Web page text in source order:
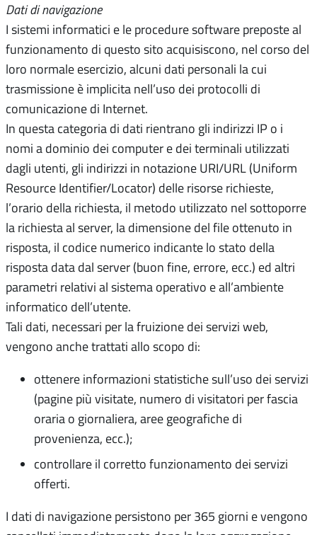
Dati di navigazione
I sistemi informatici e le procedure software preposte al
funzionamento di questo sito acquisiscono, nel corso del
loro normale esercizio, alcuni dati personali la cui
trasmissione è implicita nell’uso dei protocolli di
comunicazione di Internet.
In questa categoria di dati rientrano gli indirizzi IP o i
nomi a dominio dei computer e dei terminali utilizzati
dagli utenti, gli indirizzi in notazione URI/URL (Uniform
Resource Identifier/Locator) delle risorse richieste,
l’orario della richiesta, il metodo utilizzato nel sottoporre
la richiesta al server, la dimensione del file ottenuto in
risposta, il codice numerico indicante lo stato della
risposta data dal server (buon fine, errore, ecc.) ed altri
parametri relativi al sistema operativo e all’ambiente
informatico dell’utente.
Tali dati, necessari per la fruizione dei servizi web,
vengono anche trattati allo scopo di:
ottenere informazioni statistiche sull’uso dei servizi
(pagine più visitate, numero di visitatori per fascia
oraria o giornaliera, aree geografiche di
provenienza, ecc.);
controllare il corretto funzionamento dei servizi
offerti.
I dati di navigazione persistono per 365 giorni e vengono